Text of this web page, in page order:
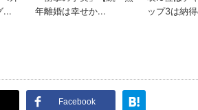
Facebook